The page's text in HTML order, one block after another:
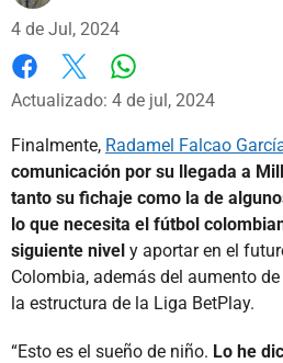
4 de Jul, 2024
Facebook
X
Actualizado: 4 de jul, 2024
Finalmente, Radamel Falcao
comunicación por su llegada a
tanto su fichaje como la de
lo que necesita el fútbol
siguiente nivel y aportar en el
Colombia, además del aumento
la estructura de la Liga BetPlay.
“Esto es el sueño de niño. Lo he